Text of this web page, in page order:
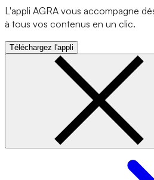
L'appli AGRA vous accompagne
à tous vos contenus en un clic.
Téléchargez l'appli